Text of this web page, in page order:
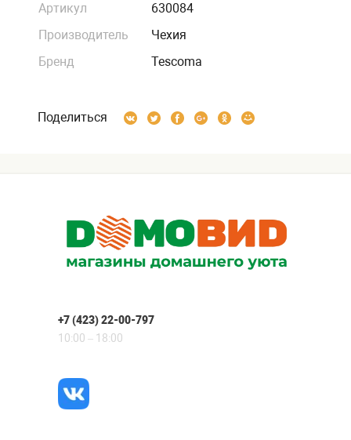
Артикул
630084
Производитель
Чехия
Бренд
Tescoma
Поделиться
+7 (423) 22-00-797
10:00 – 18:00